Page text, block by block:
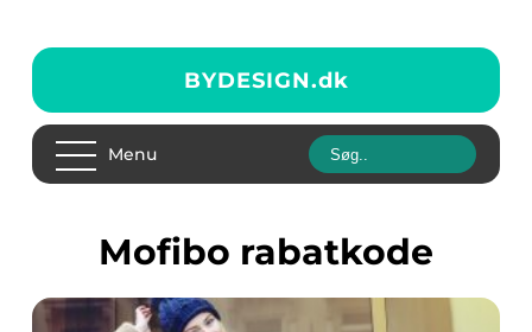
BYDESIGN.dk
Menu
mofibo rabatkode